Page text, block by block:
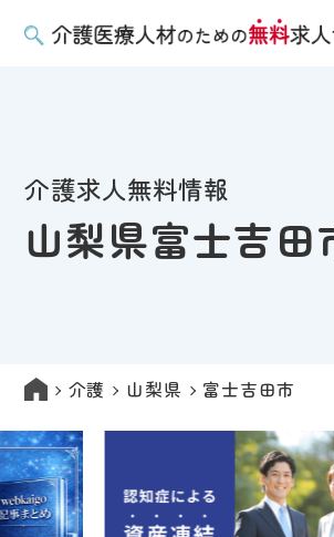
介護求人無料情報
山梨県富士吉田
介護 山梨県 富士吉田市